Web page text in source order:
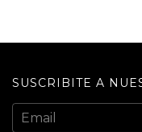
SUSCRIBITE A